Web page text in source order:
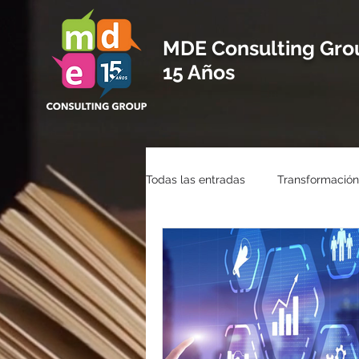
MDE Consulting
15 Años
Todas las entradas
epayments latinoamérica
anuncios de facebook